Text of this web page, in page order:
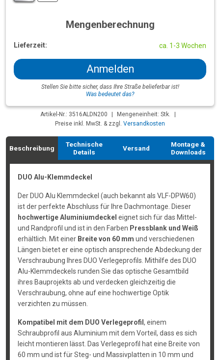
Mengenberechnung
Lieferzeit: ca. 1-3 Wochen
Anmelden
Stellen Sie bitte sicher, dass Ihre Straße belieferbar ist!
Was bedeutet das?
Artikel-Nr.: 3516ALDN200 | Mengeneinheit: Stk.
|
Preise inkl. MwSt. & zzgl. Versandkosten
Beschreibung
Technische
Details
Versand
Montage &
Downloads
DUO Alu-Klemmdeckel
Der DUO Alu Klemmdeckel (auch bekannt als VLF-DPW60)
ist der perfekte Abschluss für Ihre Dachmontage. Dieser
hochwertige Aluminiumdeckel eignet sich für das Mittel-
und Randprofil und ist in den Farben Pressblank und Weiß
erhältlich. Mit einer Breite von 60 mm und verschiedenen
Längen bietet er eine optisch ansprechende Abdeckung der
Verschraubung Ihres DUO Verlegeprofils. Mithilfe des DUO
Alu-Klemmdeckels runden Sie das optische Gesamtbild
ihres Bauprojekts ab und verdecken gleichzeitig die
Verschraubung, ohne auf eine hochwertige Optik
verzichten zu müssen.
Kompatibel mit dem DUO Verlegeprofil, einem
Schraubprofil aus Aluminium mit dem Vorteil, dass es sich
leicht montieren lässt. Das Verlegeprofil hat eine Breite von
60 mm und ist für Steg- und Massivplatten in 10 mm und